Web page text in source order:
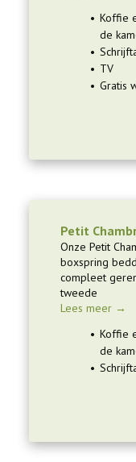
Koffie
de
TV
Gratis
Petit
Onze Petit
boxspring
compleet
tweede
Lees meer →
Koffie
de